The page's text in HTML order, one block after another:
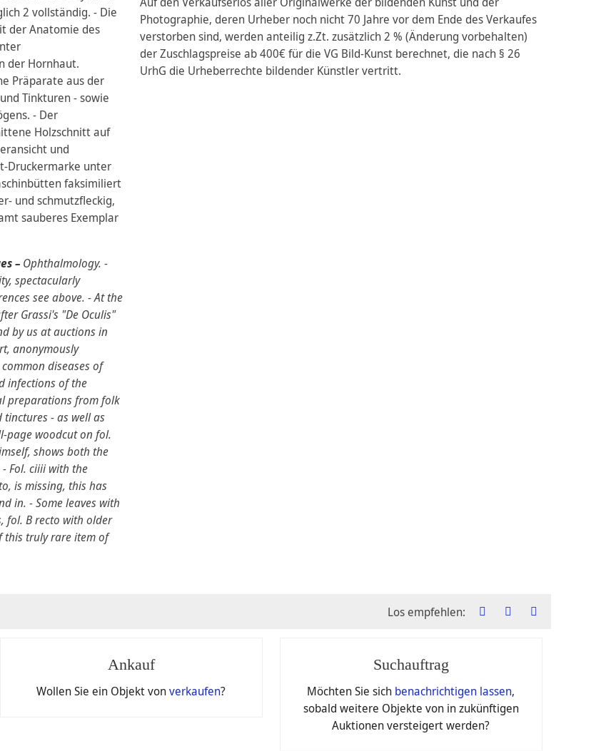
2 vollständig. - Die
der Anatomie des
der Hornhaut.
Präparate aus der
Tinkturen - sowie
- Der
Holzschnitt auf
und
Druckermarke unter
faksimiliert
und schmutzfleckig,
sauberes Exemplar
– Ophthalmology. -
spectacularly
see above. - At the
Grassi's "De Oculis"
by us at auctions in
anonymously
diseases of
infections of the
preparations from folk
- as well as
page woodcut on fol.
shows both the
Fol. ciiii with the
is missing, this has
in. - Some leaves with
fol. B recto with older
this truly rare item of
Photographie, deren Urheber noch nicht 70 Jahre vor dem Ende des Verkaufes
verstorben sind, werden anteilig z.Zt. zusätzlich 2 % (Änderung vorbehalten)
der Zuschlagspreise ab 400€ für die VG Bild-Kunst berechnet, die nach § 26
UrhG die Urheberrechte bildender Künstler vertritt.
Los empfehlen:
Ankauf
Wollen Sie ein Objekt vonverkaufen?
Suchauftrag
Möchten Sie sich benachrichtigen lassen,
sobald weitere Objekte von in zukünftigen
Auktionen versteigert werden?